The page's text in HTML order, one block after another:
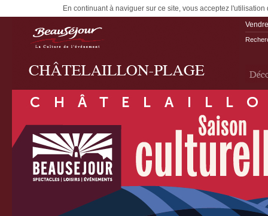
En continuant à naviguer sur ce site, vous acceptez